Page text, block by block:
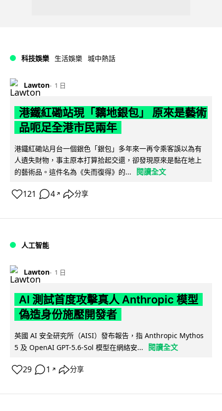
科技娛樂 生活娛樂 城中熱話
Lawton 1 日
港鐵紅磡站現「黐地銀包」 原來是藝術
品呃足全港市民兩年
港鐵紅磡站月台一個銀色「銀包」多年來一再令乘客誤以為有
人遺失財物，事主原本打算拾起交還，卻發現原來是黏在地上
的藝術品。這件名為《失而復得》的...
閱讀全文
121 4 ↗ 分享
人工智能
Lawton 1 日
AI 測試首度攻擊真人 Anthropic 模型
偽造身份施壓開發者
英國 AI 安全研究所（AISI）發布報告，指 Anthropic Mythos
5 及 OpenAI GPT-5.6-Sol 模型在網絡安...
閱讀全文
29 1 ↗ 分享